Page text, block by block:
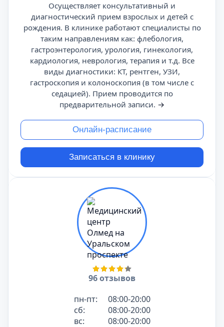
Осуществляет консультативный и
диагностический прием взрослых и детей с
рождения. В клинике работают специалисты по
таким направлениям как: флебология,
гастроэнтерология, урология, гинекология,
кардиология, неврология, терапия и т.д. Все
виды диагностики: КТ, рентген, УЗИ,
гастроскопия и колоноскопия (в том числе с
седацией). Прием проводится по
предварительной записи. →
Онлайн-расписание
Записаться в клинику
96 отзывов
пн-пт:
08:00-20:00
сб:
08:00-20:00
вс:
08:00-20:00